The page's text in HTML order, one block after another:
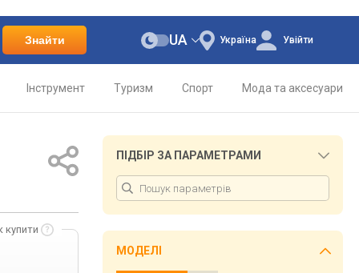
Знайти Україна
UA Увійти
Інструмент Туризм Спорт Мода та аксесуари
купити
ПІДБІР ЗА ПАРАМЕТРАМИ
МОДЕЛІ